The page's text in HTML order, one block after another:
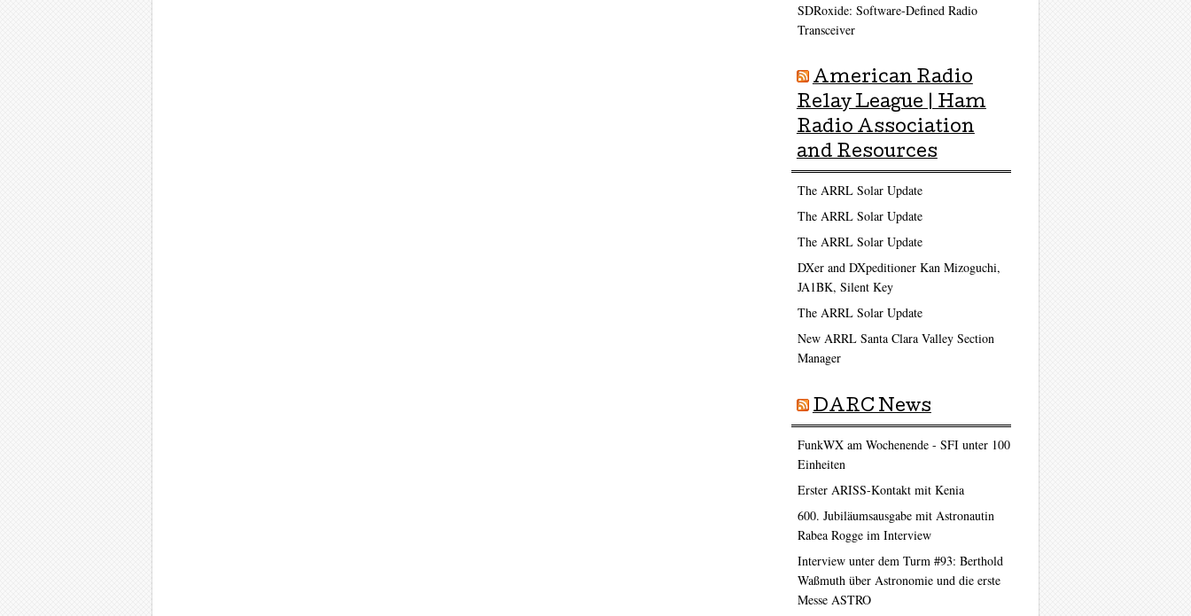
SDRoxide: Software-Defined Radio
Transceiver
American Radio
Relay League | Ham
Radio Association
and Resources
The ARRL Solar Update
The ARRL Solar Update
The ARRL Solar Update
DXer and DXpeditioner Kan Mizoguchi,
JA1BK, Silent Key
The ARRL Solar Update
New ARRL Santa Clara Valley Section
Manager
DARC News
FunkWX am Wochenende - SFI unter 100
Einheiten
Erster ARISS-Kontakt mit Kenia
600. Jubiläumsausgabe mit Astronautin
Rabea Rogge im Interview
Interview unter dem Turm #93: Berthold
Waßmuth über Astronomie und die erste
Messe ASTRO